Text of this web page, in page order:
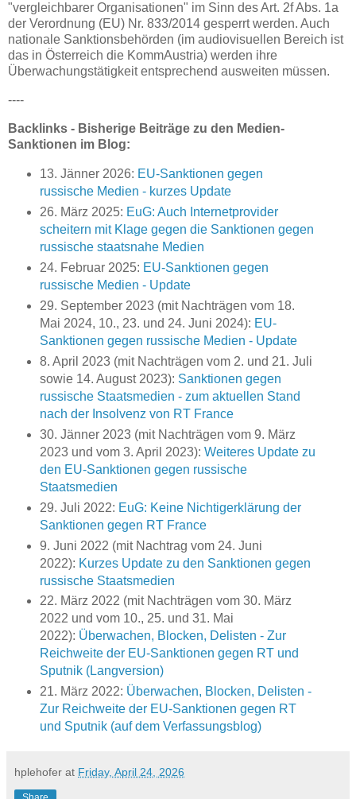
"vergleichbarer Organisationen" im Sinn des Art. 2f Abs. 1a
der Verordnung (EU) Nr. 833/2014 gesperrt werden. Auch
nationale Sanktionsbehörden (im audiovisuellen Bereich ist
das in Österreich die KommAustria) werden ihre
Überwachungstätigkeit entsprechend ausweiten müssen.
----
Backlinks - Bisherige Beiträge zu den Medien-
Sanktionen im Blog:
13. Jänner 2026: EU-Sanktionen gegen
russische Medien - kurzes Update
26. März 2025: EuG: Auch Internetprovider
scheitern mit Klage gegen die Sanktionen gegen
russische staatsnahe Medien
24. Februar 2025: EU-Sanktionen gegen
russische Medien - Update
29. September 2023 (mit Nachträgen vom 18.
Mai 2024, 10., 23. und 24. Juni 2024): EU-
Sanktionen gegen russische Medien - Update
8. April 2023 (mit Nachträgen vom 2. und 21. Juli
sowie 14. August 2023): Sanktionen gegen
russische Staatsmedien - zum aktuellen Stand
nach der Insolvenz von RT France
30. Jänner 2023 (mit Nachträgen vom 9. März
2023 und vom 3. April 2023): Weiteres Update zu
den EU-Sanktionen gegen russische
Staatsmedien
29. Juli 2022: EuG: Keine Nichtigerklärung der
Sanktionen gegen RT France
9. Juni 2022 (mit Nachtrag vom 24. Juni
2022): Kurzes Update zu den Sanktionen gegen
russische Staatsmedien
22. März 2022 (mit Nachträgen vom 30. März
2022 und vom 10., 25. und 31. Mai
2022): Überwachen, Blocken, Delisten - Zur
Reichweite der EU-Sanktionen gegen RT und
Sputnik (Langversion)
21. März 2022: Überwachen, Blocken, Delisten -
Zur Reichweite der EU-Sanktionen gegen RT
und Sputnik (auf dem Verfassungsblog)
hplehofer at Friday, April 24, 2026